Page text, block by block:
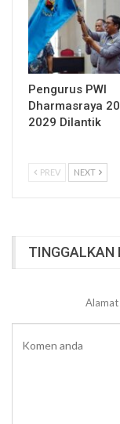
Pengurus PWI
Dharmasraya
2029 Dilantik
PREV NEXT
TINGGALKAN
Alamat